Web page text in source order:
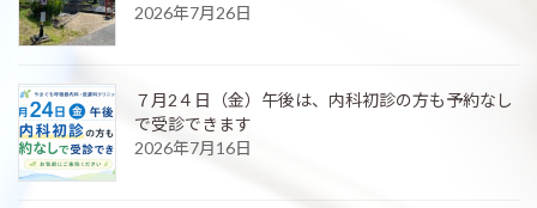
2026年7月26日
７月2４日（金）午後は、内科初診の方も予約なし
で受診できます
2026年7月16日